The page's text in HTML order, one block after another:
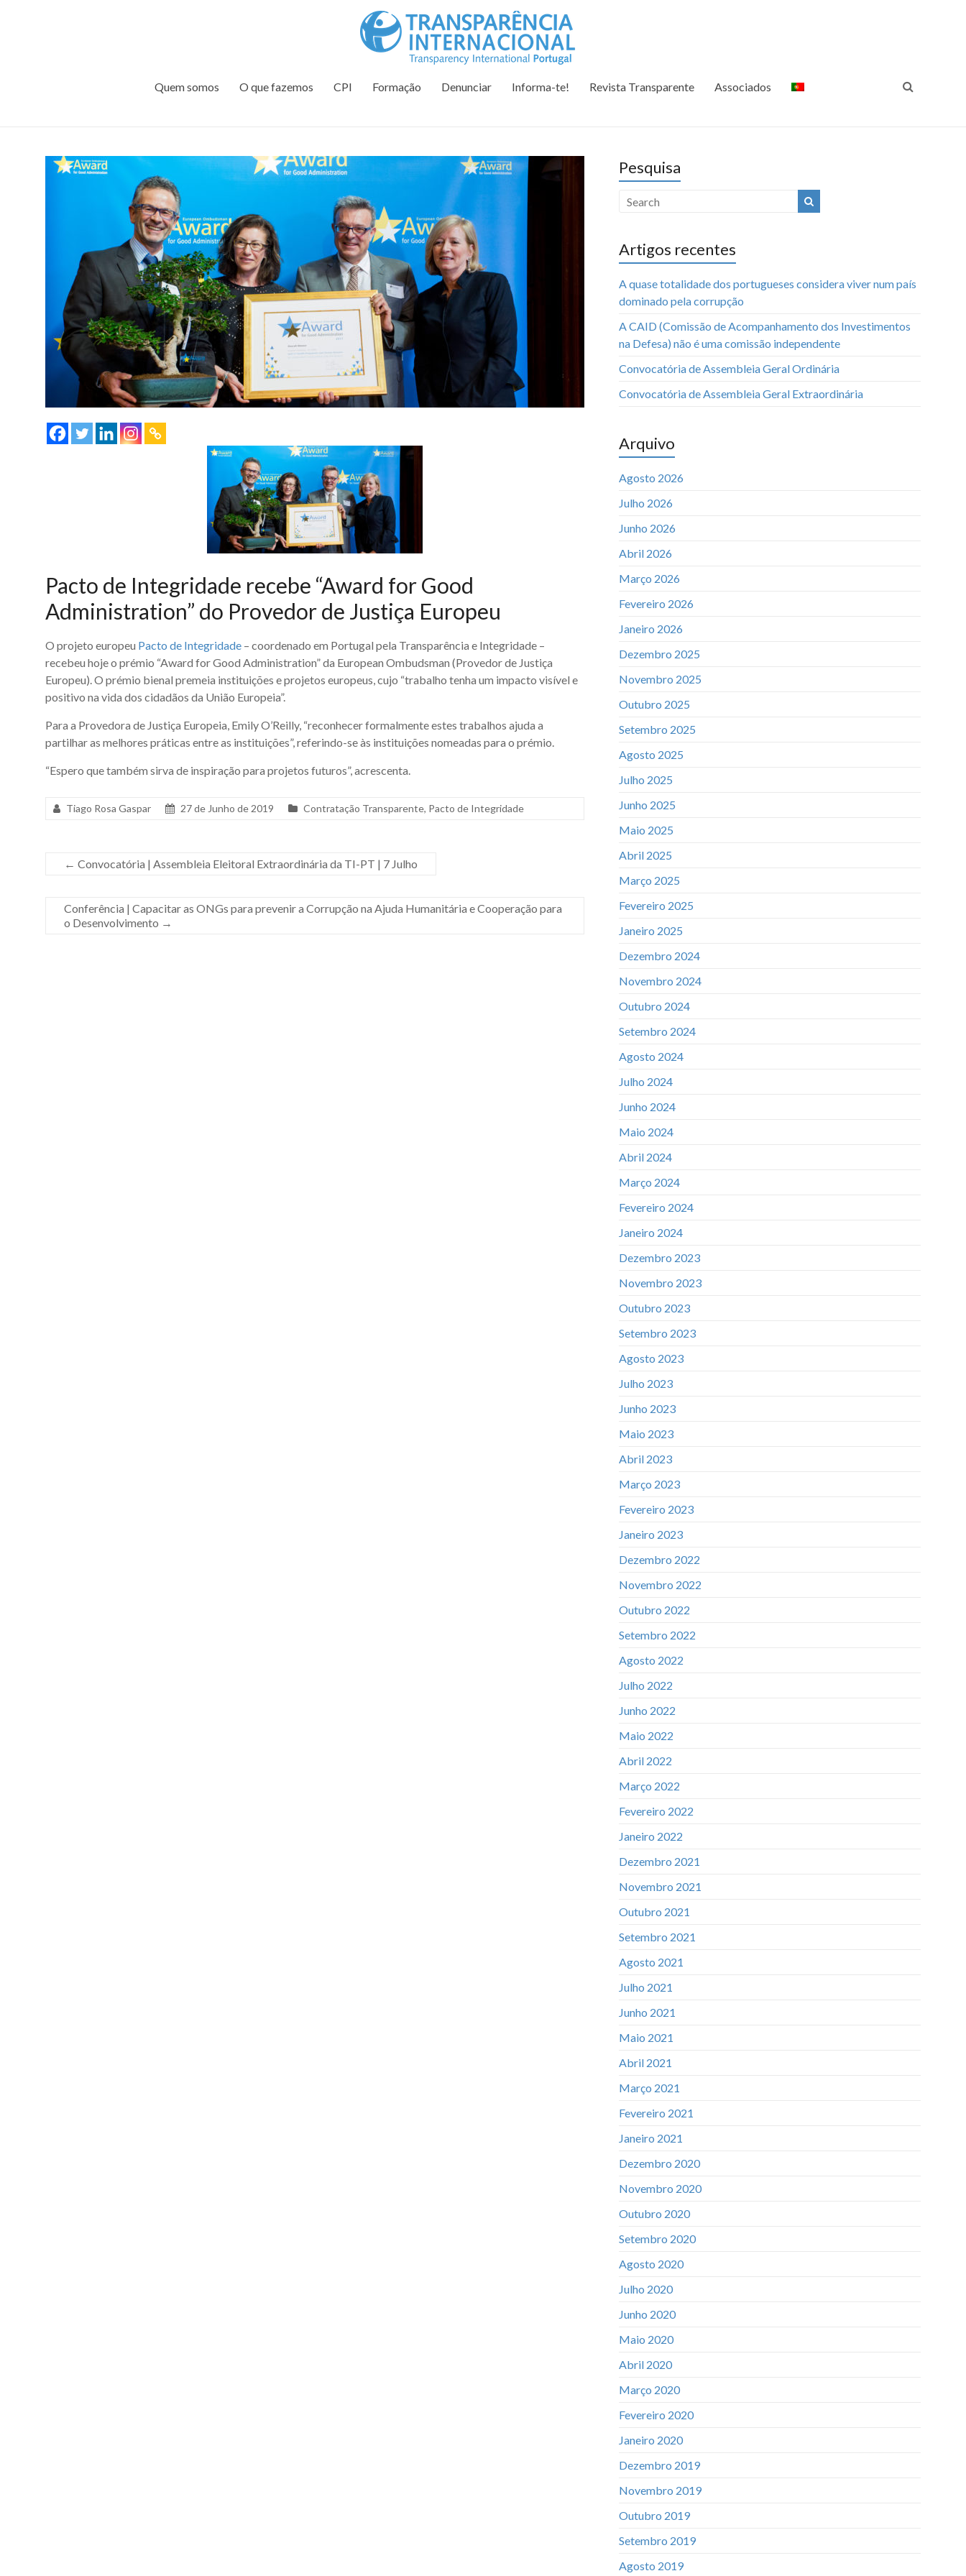
Quem somos O que fazemos CPI Formação Denunciar Informa-te! Revista Transparente Associados
Pacto de Integridade recebe “Award for Good
Administration” do Provedor de Justiça Europeu
O projeto europeu Pacto de Integridade – coordenado em Portugal pela Transparência e Integridade –
recebeu hoje o prémio “Award for Good Administration” da European Ombudsman (Provedor de Justiça
Europeu). O prémio bienal premeia instituições e projetos europeus, cujo “trabalho tenha um impacto visível e
positivo na vida dos cidadãos da União Europeia”.
Para a Provedora de Justiça Europeia, Emily O’Reilly, “reconhecer formalmente estes trabalhos ajuda a
partilhar as melhores práticas entre as instituições”, referindo-se às instituições nomeadas para o prémio.
“Espero que também sirva de inspiração para projetos futuros”, acrescenta.
Tiago Rosa Gaspar 27 de Junho de 2019 Contratação Transparente, Pacto de Integridade
← Convocatória | Assembleia Eleitoral Extraordinária da TI-PT | 7 Julho
Conferência | Capacitar as ONGs para prevenir a Corrupção na Ajuda Humanitária e Cooperação para
o Desenvolvimento →
Pesquisa
Artigos recentes
A quase totalidade dos portugueses considera viver num país
dominado pela corrupção
A CAID (Comissão de Acompanhamento dos Investimentos
na Defesa) não é uma comissão independente
Convocatória de Assembleia Geral Ordinária
Convocatória de Assembleia Geral Extraordinária
Arquivo
Agosto 2026
Julho 2026
Junho 2026
Abril 2026
Março 2026
Fevereiro 2026
Janeiro 2026
Dezembro 2025
Novembro 2025
Outubro 2025
Setembro 2025
Agosto 2025
Julho 2025
Junho 2025
Maio 2025
Abril 2025
Março 2025
Fevereiro 2025
Janeiro 2025
Dezembro 2024
Novembro 2024
Outubro 2024
Setembro 2024
Agosto 2024
Julho 2024
Junho 2024
Maio 2024
Abril 2024
Março 2024
Fevereiro 2024
Janeiro 2024
Dezembro 2023
Novembro 2023
Outubro 2023
Setembro 2023
Agosto 2023
Julho 2023
Junho 2023
Maio 2023
Abril 2023
Março 2023
Fevereiro 2023
Janeiro 2023
Dezembro 2022
Novembro 2022
Outubro 2022
Setembro 2022
Agosto 2022
Julho 2022
Junho 2022
Maio 2022
Abril 2022
Março 2022
Fevereiro 2022
Janeiro 2022
Dezembro 2021
Novembro 2021
Outubro 2021
Setembro 2021
Agosto 2021
Julho 2021
Junho 2021
Maio 2021
Abril 2021
Março 2021
Fevereiro 2021
Janeiro 2021
Dezembro 2020
Novembro 2020
Outubro 2020
Setembro 2020
Agosto 2020
Julho 2020
Junho 2020
Maio 2020
Abril 2020
Março 2020
Fevereiro 2020
Janeiro 2020
Dezembro 2019
Novembro 2019
Outubro 2019
Setembro 2019
Agosto 2019